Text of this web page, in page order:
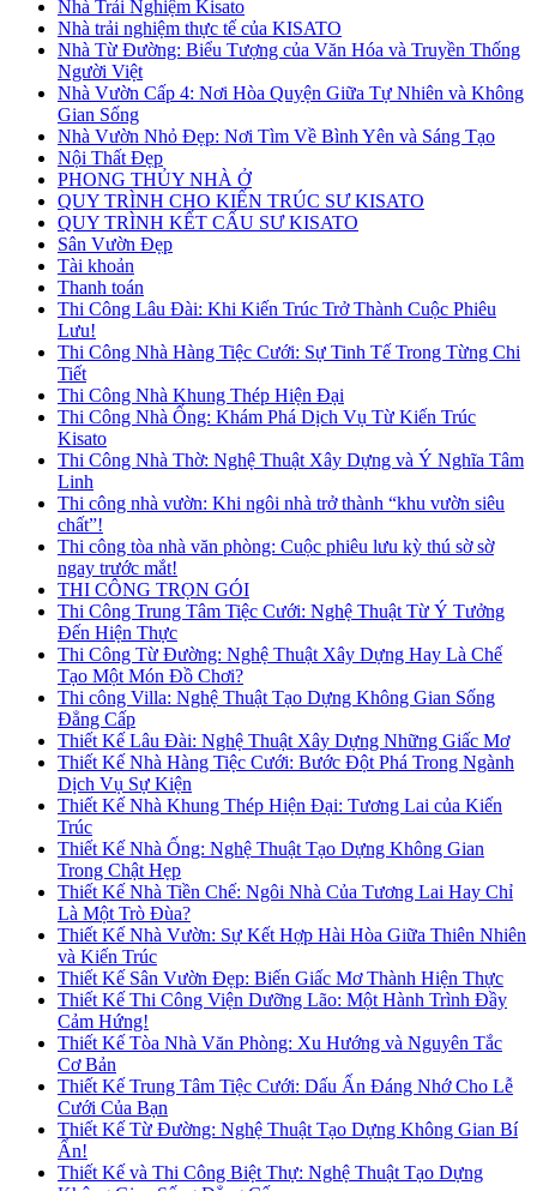
Nhà Trải Nghiệm Kisato
Nhà trải nghiệm thực tế của KISATO
Nhà Từ Đường: Biểu Tượng của Văn Hóa và Truyền Thống
Người Việt
Nhà Vườn Cấp 4: Nơi Hòa Quyện Giữa Tự Nhiên và Không
Gian Sống
Nhà Vườn Nhỏ Đẹp: Nơi Tìm Về Bình Yên và Sáng Tạo
Nội Thất Đẹp
PHONG THỦY NHÀ Ở
QUY TRÌNH CHO KIẾN TRÚC SƯ KISATO
QUY TRÌNH KẾT CẤU SƯ KISATO
Sân Vườn Đẹp
Tài khoản
Thanh toán
Thi Công Lâu Đài: Khi Kiến Trúc Trở Thành Cuộc Phiêu
Lưu!
Thi Công Nhà Hàng Tiệc Cưới: Sự Tinh Tế Trong Từng Chi
Tiết
Thi Công Nhà Khung Thép Hiện Đại
Thi Công Nhà Ống: Khám Phá Dịch Vụ Từ Kiến Trúc
Kisato
Thi Công Nhà Thờ: Nghệ Thuật Xây Dựng và Ý Nghĩa Tâm
Linh
Thi công nhà vườn: Khi ngôi nhà trở thành “khu vườn siêu
chất”!
Thi công tòa nhà văn phòng: Cuộc phiêu lưu kỳ thú sờ sờ
ngay trước mắt!
THI CÔNG TRỌN GÓI
Thi Công Trung Tâm Tiệc Cưới: Nghệ Thuật Từ Ý Tưởng
Đến Hiện Thực
Thi Công Từ Đường: Nghệ Thuật Xây Dựng Hay Là Chế
Tạo Một Món Đồ Chơi?
Thi công Villa: Nghệ Thuật Tạo Dựng Không Gian Sống
Đẳng Cấp
Thiết Kế Lâu Đài: Nghệ Thuật Xây Dựng Những Giấc Mơ
Thiết Kế Nhà Hàng Tiệc Cưới: Bước Đột Phá Trong Ngành
Dịch Vụ Sự Kiện
Thiết Kế Nhà Khung Thép Hiện Đại: Tương Lai của Kiến
Trúc
Thiết Kế Nhà Ống: Nghệ Thuật Tạo Dựng Không Gian
Trong Chật Hẹp
Thiết Kế Nhà Tiền Chế: Ngôi Nhà Của Tương Lai Hay Chỉ
Là Một Trò Đùa?
Thiết Kế Nhà Vườn: Sự Kết Hợp Hài Hòa Giữa Thiên Nhiên
và Kiến Trúc
Thiết Kế Sân Vườn Đẹp: Biến Giấc Mơ Thành Hiện Thực
Thiết Kế Thi Công Viện Dưỡng Lão: Một Hành Trình Đầy
Cảm Hứng!
Thiết Kế Tòa Nhà Văn Phòng: Xu Hướng và Nguyên Tắc
Cơ Bản
Thiết Kế Trung Tâm Tiệc Cưới: Dấu Ấn Đáng Nhớ Cho Lễ
Cưới Của Bạn
Thiết Kế Từ Đường: Nghệ Thuật Tạo Dựng Không Gian Bí
Ẩn!
Thiết Kế và Thi Công Biệt Thự: Nghệ Thuật Tạo Dựng